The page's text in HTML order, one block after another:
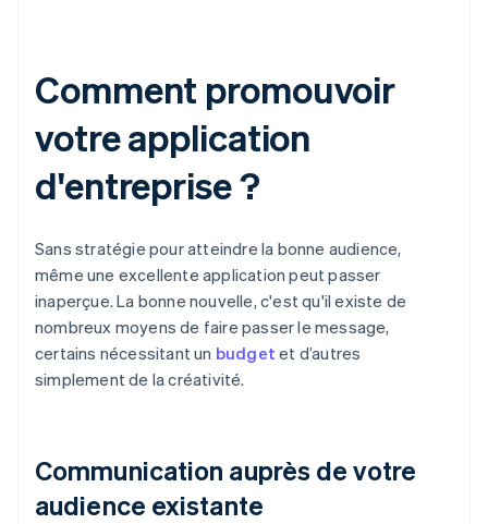
Comment promouvoir
votre application
d'entreprise ?
Sans stratégie pour atteindre la bonne audience,
même une excellente application peut passer
inaperçue. La bonne nouvelle, c'est qu'il existe de
nombreux moyens de faire passer le message,
certains nécessitant un budget et d’autres
simplement de la créativité.
Communication auprès de votre
audience existante